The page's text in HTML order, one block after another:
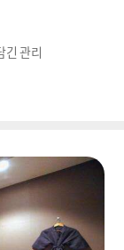
긴 관리